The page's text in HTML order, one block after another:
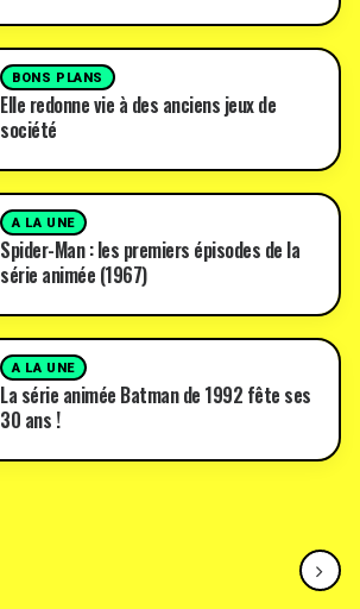
BONS PLANS
Elle redonne vie à des anciens jeux de
société
A LA UNE
Spider-Man : les premiers épisodes de la
série animée (1967)
A LA UNE
La série animée Batman de 1992 fête ses
30 ans !